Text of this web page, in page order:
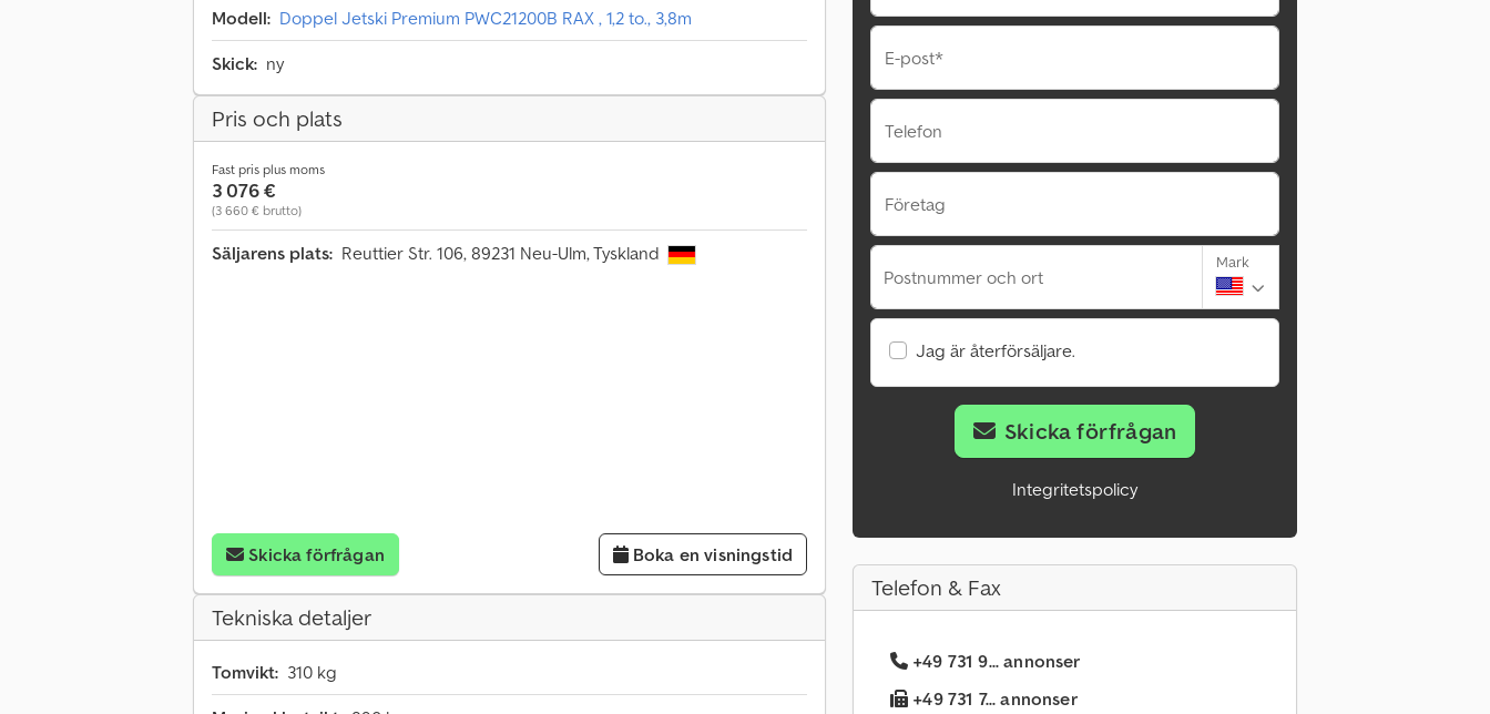
Modell: Doppel Jetski Premium PWC21200B RAX , 1,2 to., 3,8m
Skick: ny
Pris och plats
Fast pris plus moms
3 076 €
(3 660 € brutto)
Säljarens plats: Reuttier Str. 106, 89231 Neu-Ulm, Tyskland
Skicka förfrågan Boka en visningstid
Tekniska detaljer
Tomvikt: 310 kg
E-post*
Telefon
Företag
Postnummer och ort
Mark
Jag är återförsäljare.
Skicka förfrågan
Integritetspolicy
Telefon & Fax
+49 731 9... annonser
+49 731 7... annonser